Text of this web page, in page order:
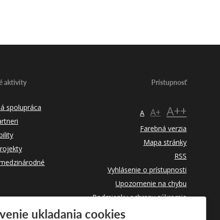
aktivity
spolupráca
Prístupnosť
A A+ A++
Farebná verzia
Mapa stránky
RSS
Vyhlásenie o prístupnosti
Upozornenie na chybu
Podmienky ochrany súkromia
Využívanie súborov cookies
ukladania cookies